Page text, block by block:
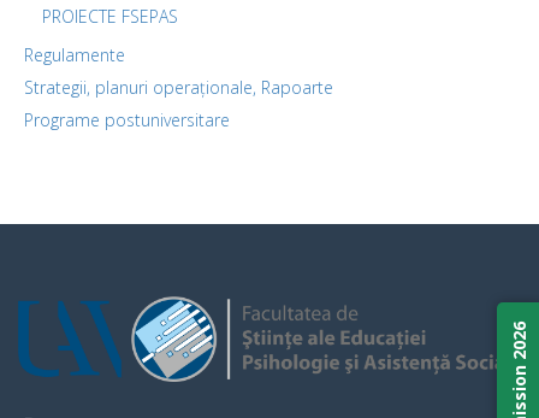
PROIECTE FSEPAS
Regulamente
Strategii, planuri operaționale, Rapoarte
Programe postuniversitare
Admission 2026